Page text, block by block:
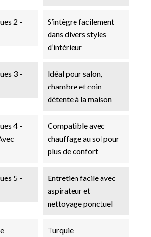
2 -
S’intègre facilement
dans divers styles
d’intérieur
3 -
Idéal pour salon,
chambre et coin
détente à la maison
4 -
Compatible avec
chauffage au sol pour
plus de confort
5 -
Entretien facile avec
aspirateur et
nettoyage ponctuel
Turquie